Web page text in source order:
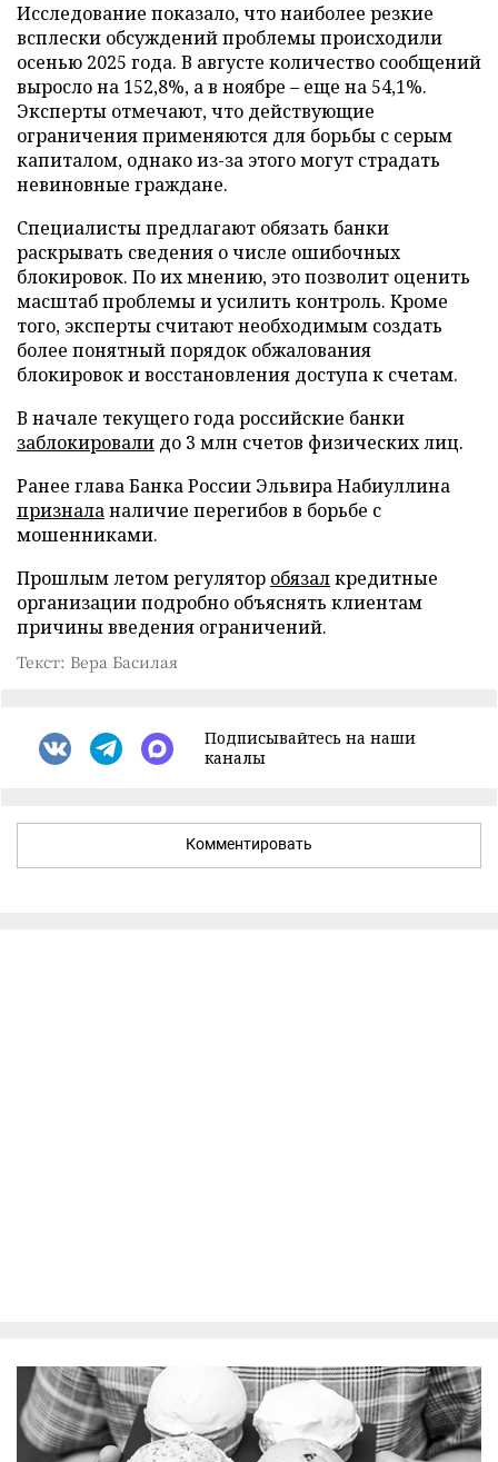
Исследование показало, что наиболее резкие
всплески обсуждений проблемы происходили
осенью 2025 года. В августе количество сообщений
выросло на 152,8%, а в ноябре – еще на 54,1%.
Эксперты отмечают, что действующие
ограничения применяются для борьбы с серым
капиталом, однако из-за этого могут страдать
невиновные граждане.
Специалисты предлагают обязать банки
раскрывать сведения о числе ошибочных
блокировок. По их мнению, это позволит оценить
масштаб проблемы и усилить контроль. Кроме
того, эксперты считают необходимым создать
более понятный порядок обжалования
блокировок и восстановления доступа к счетам.
В начале текущего года российские банки
заблокировали до 3 млн счетов физических лиц.
Ранее глава Банка России Эльвира Набиуллина
призналаналичие перегибов в борьбе с
мошенниками.
Прошлым летом регулятор обязалкредитные
организации подробно объяснять клиентам
причины введения ограничений.
Текст: Вера Басилая
Подписывайтесь на наши
каналы
Комментировать